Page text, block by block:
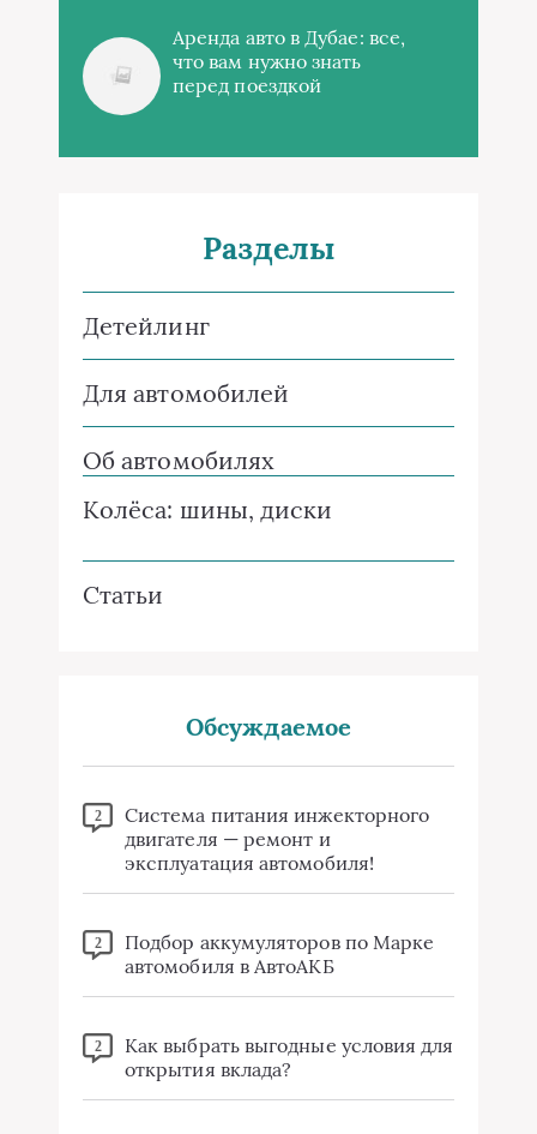
Аренда авто в Дубае: все,
что вам нужно знать
перед поездкой
Разделы
Детейлинг
Для автомобилей
Об автомобилях
Колёса: шины, диски
Статьи
Обсуждаемое
2
Система питания инжекторного
двигателя — ремонт и
эксплуатация автомобиля!
2
Подбор аккумуляторов по Марке
автомобиля в АвтоАКБ
2
Как выбрать выгодные условия для
открытия вклада?